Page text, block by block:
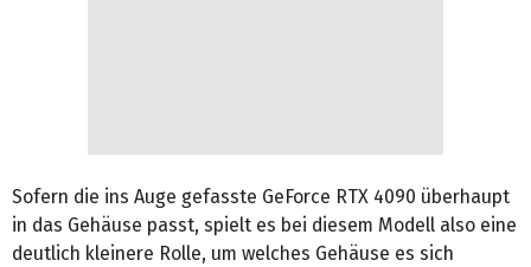
Sofern die ins Auge gefasste GeForce RTX 4090 überhaupt
in das Gehäuse passt, spielt es bei diesem Modell also eine
deutlich kleinere Rolle, um welches Gehäuse es sich